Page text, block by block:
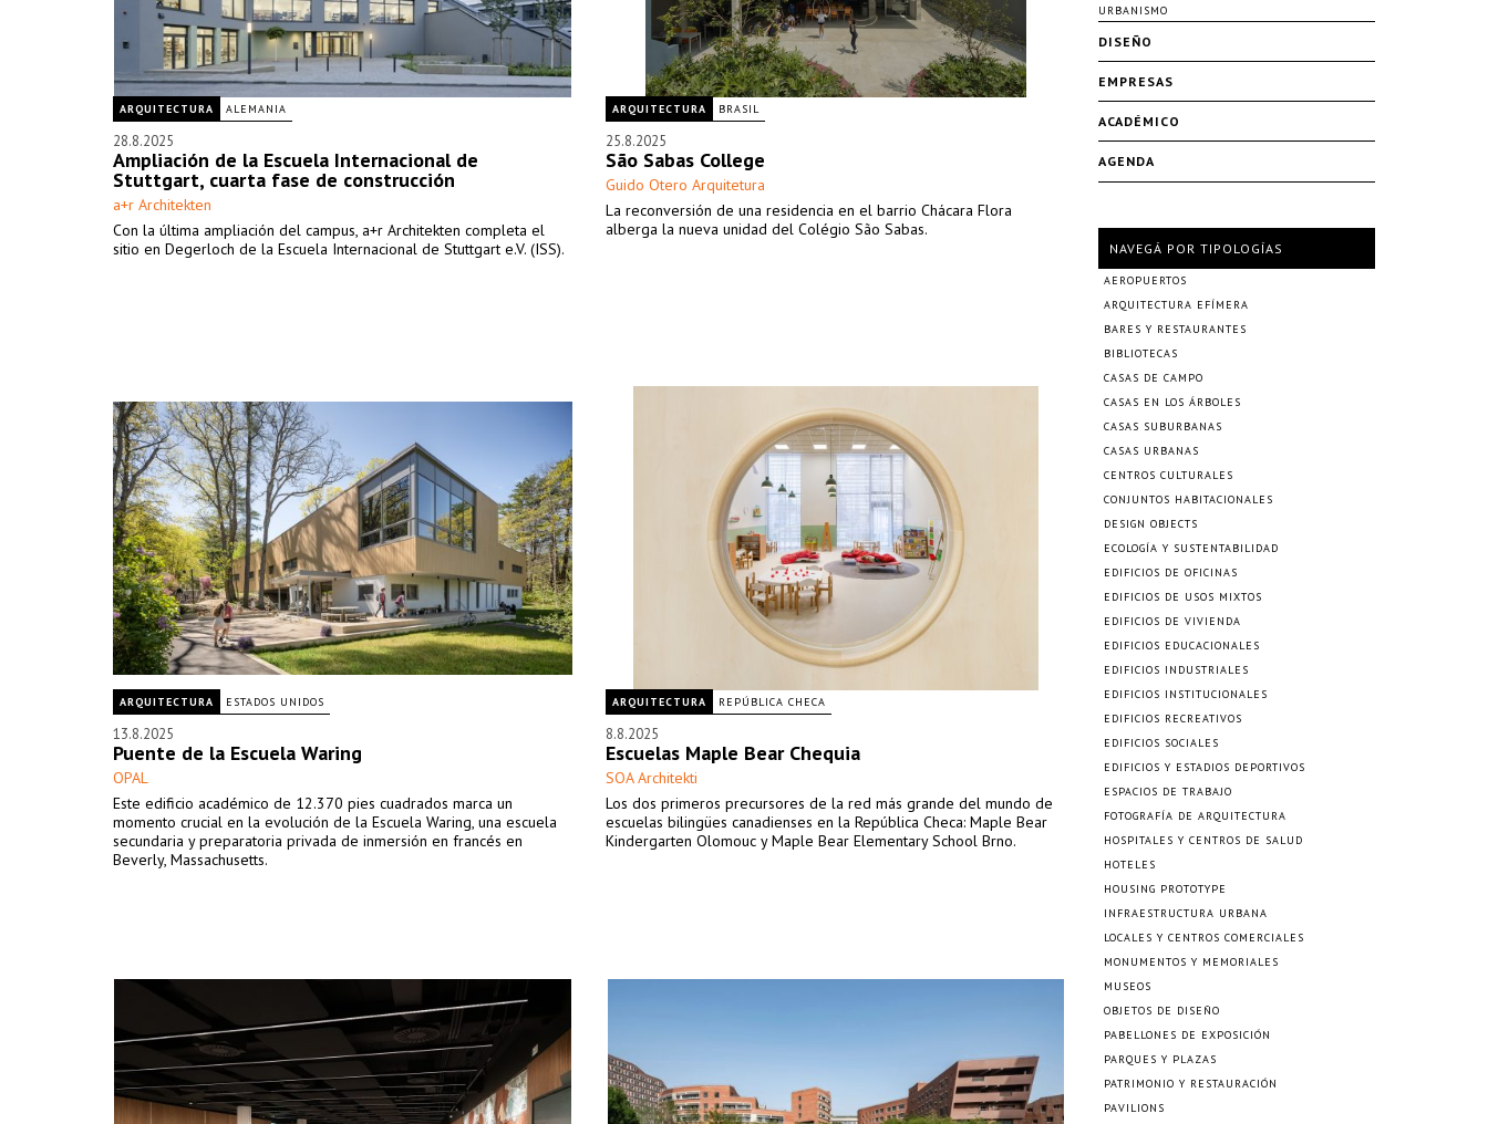
ARQUITECTURA ALEMANIA
28.8.2025
Ampliación de la Escuela Internacional de
Stuttgart, cuarta fase de construcción
a+r Architekten
Con la última ampliación del campus, a+r Architekten completa el
sitio en Degerloch de la Escuela Internacional de Stuttgart e.V. (ISS).
ARQUITECTURA BRASIL
25.8.2025
São Sabas College
Guido Otero Arquitetura
La reconversión de una residencia en el barrio Chácara Flora
alberga la nueva unidad del Colégio São Sabas.
ARQUITECTURA ESTADOS UNIDOS
13.8.2025
Puente de la Escuela Waring
OPAL
Este edificio académico de 12.370 pies cuadrados marca un
momento crucial en la evolución de la Escuela Waring, una escuela
secundaria y preparatoria privada de inmersión en francés en
Beverly, Massachusetts.
ARQUITECTURA REPÚBLICA CHECA
8.8.2025
Escuelas Maple Bear Chequia
SOA Architekti
Los dos primeros precursores de la red más grande del mundo de
escuelas bilingües canadienses en la República Checa: Maple Bear
Kindergarten Olomouc y Maple Bear Elementary School Brno.
URBANISMO
DISEÑO
EMPRESAS
ACADÉMICO
AGENDA
NAVEGÁ POR TIPOLOGÍAS
AEROPUERTOS
ARQUITECTURA EFÍMERA
BARES Y RESTAURANTES
BIBLIOTECAS
CASAS DE CAMPO
CASAS EN LOS ÁRBOLES
CASAS SUBURBANAS
CASAS URBANAS
CENTROS CULTURALES
CONJUNTOS HABITACIONALES
DESIGN OBJECTS
ECOLOGÍA Y SUSTENTABILIDAD
EDIFICIOS DE OFICINAS
EDIFICIOS DE USOS MIXTOS
EDIFICIOS DE VIVIENDA
EDIFICIOS EDUCACIONALES
EDIFICIOS INDUSTRIALES
EDIFICIOS INSTITUCIONALES
EDIFICIOS RECREATIVOS
EDIFICIOS SOCIALES
EDIFICIOS Y ESTADIOS DEPORTIVOS
ESPACIOS DE TRABAJO
FOTOGRAFÍA DE ARQUITECTURA
HOSPITALES Y CENTROS DE SALUD
HOTELES
HOUSING PROTOTYPE
INFRAESTRUCTURA URBANA
LOCALES Y CENTROS COMERCIALES
MONUMENTOS Y MEMORIALES
MUSEOS
OBJETOS DE DISEÑO
PABELLONES DE EXPOSICIÓN
PARQUES Y PLAZAS
PATRIMONIO Y RESTAURACIÓN
PAVILIONS